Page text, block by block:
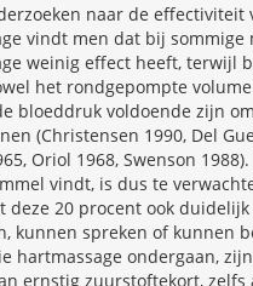
naar de effectiviteit
vindt men dat bij sommige
weinig effect heeft, terwijl
het rondgepompte
bloeddruk voldoende zijn
(Christensen 1990, Del
Oriol 1968, Swenson
vindt, is dus te
deze 20 procent ook
kunnen spreken of kunnen
hartmassage ondergaan,
ernstig zuurstoftekort, zelfs